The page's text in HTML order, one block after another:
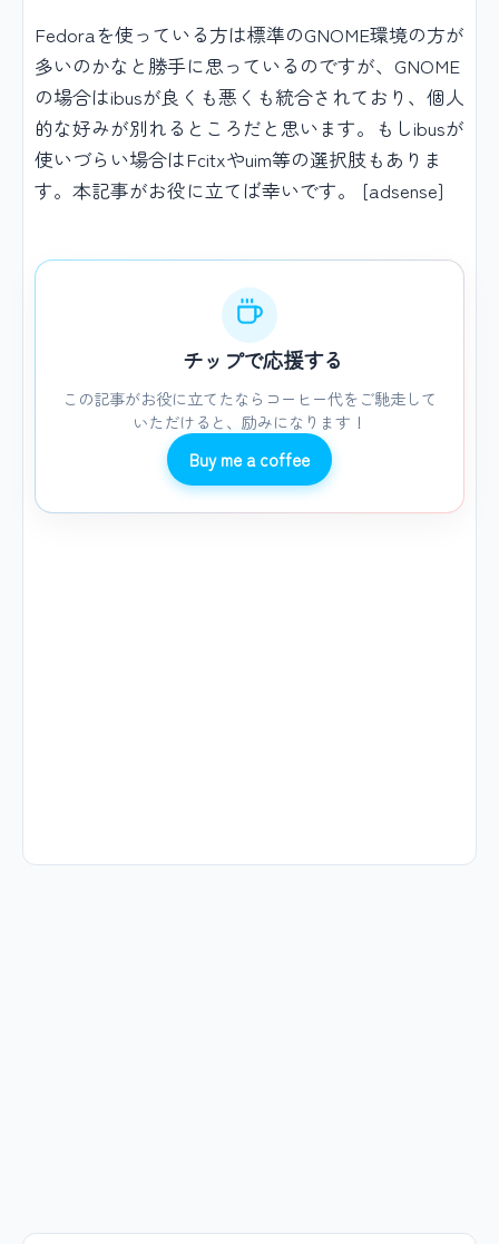
Fedoraを使っている方は標準のGNOME環境の方が
多いのかなと勝手に思っているのですが、GNOME
の場合はibusが良くも悪くも統合されており、個人
的な好みが別れるところだと思います。もしibusが
使いづらい場合はFcitxやuim等の選択肢もありま
す。本記事がお役に立てば幸いです。 [adsense]
チップで応援する
この記事がお役に立てたならコーヒー代をご馳走して
いただけると、励みになります！
Buy me a coffee